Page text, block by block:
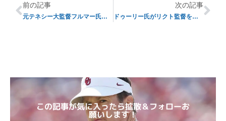
前の記事
元テネシー大監督フルマー氏が同大学長特別補佐に
次の記事
ドゥーリー氏がリクト監督を想う
この記事が気に入ったら拡散＆フォローお
願いします！